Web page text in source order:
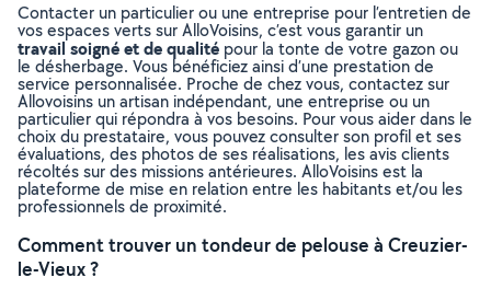
Contacter un particulier ou une entreprise pour l’entretien de
vos espaces verts sur AlloVoisins, c’est vous garantir un
travail soigné et de qualité pour la tonte de votre gazon ou
le désherbage. Vous bénéficiez ainsi d’une prestation de
service personnalisée. Proche de chez vous, contactez sur
Allovoisins un artisan indépendant, une entreprise ou un
particulier qui répondra à vos besoins. Pour vous aider dans le
choix du prestataire, vous pouvez consulter son profil et ses
évaluations, des photos de ses réalisations, les avis clients
récoltés sur des missions antérieures. AlloVoisins est la
plateforme de mise en relation entre les habitants et/ou les
professionnels de proximité.
Comment trouver un tondeur de pelouse à Creuzier-
le-Vieux ?